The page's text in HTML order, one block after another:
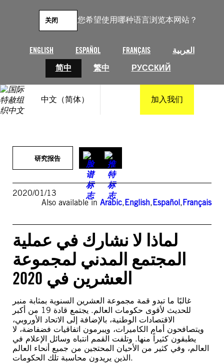
您希望使用哪种语言浏览本网站？
ENGLISH ESPAÑOL FRANÇAIS
العربية
简中
繁中 РУССКИЙ
关闭
中文（简体） 加入我们
研究报告
2020/01/13
Also available in Arabic,English,Español,Français
لماذا لا نشارك في عملية
المجتمع المدني لمجموعة
العشرين في 2020
غالبًا ما تبدو قمة مجموعة العشرين السنوية بمثابة منبر
للحديث لأقوى حكومات العالم. يجتمع قادة 19 من أكبر
الاقتصادات الوطنية، بالإضافة إلى الاتحاد الأوروبي،
ويتصافحون أمام الكاميرات، ويبرمون اتفاقيات فضفاضة، لا
يطبقون كثيراً منها. وتلفت القمم انتباه وسائل الإعلام في
العالم، وفي كثير من الأحيان المحتجين من جميع أنحاء العالم
الذين يريدون محاسبة تلك الحكومات.